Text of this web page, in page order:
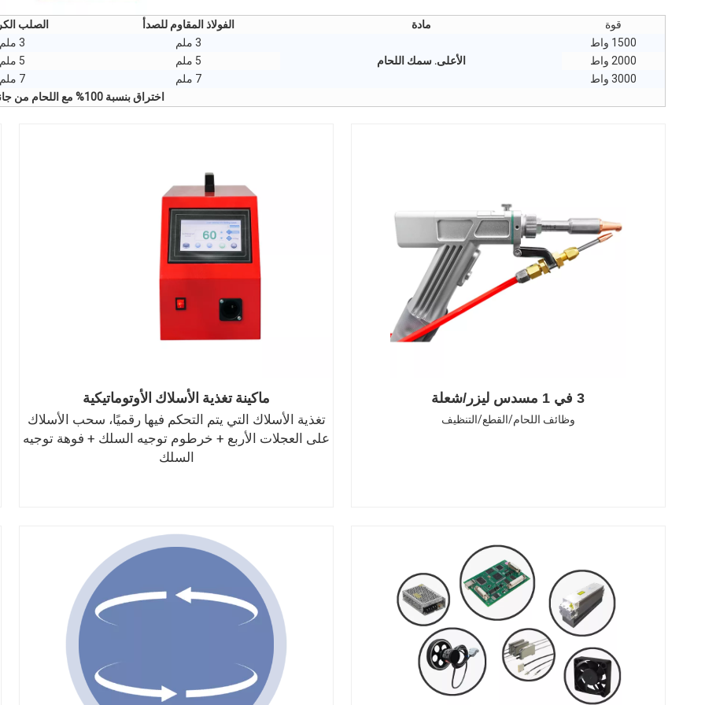
قوة مادة الفولاذ المقاوم للصدأ الصلب
1500 واط
الأعلى. سمك اللحام
3 ملم 3 ملم
2000 واط
5 ملم 5 ملم
3000 واط
7 ملم 7 ملم
اختراق بنسبة 100% مع اللحام من جانب واحد
3 في 1 مسدس ليزر/شعلة
وظائف اللحام/القطع/التنظيف
ماكينة تغذية الأسلاك الأوتوماتيكية
تغذية الأسلاك التي يتم التحكم فيها رقميًا، سحب الأسلاك
على العجلات الأربع + خرطوم توجيه السلك + فوهة توجيه
السلك